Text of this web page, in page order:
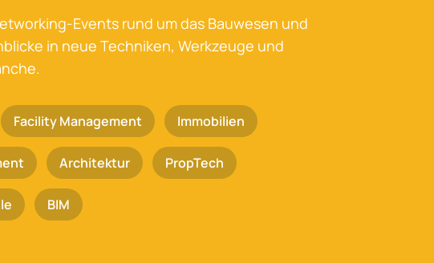
Events rund um das Bauwesen und
in neue Techniken, Werkzeuge und
Facility Management Immobilien
Architektur PropTech
BIM